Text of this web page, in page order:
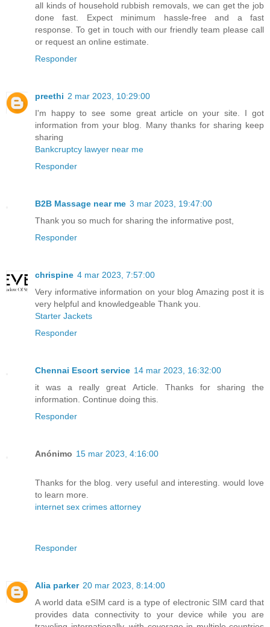
all kinds of household rubbish removals, we can get the job
done fast. Expect minimum hassle-free and a fast
response. To get in touch with our friendly team please call
or request an online estimate.
Responder
preethi 2 mar 2023, 10:29:00
I'm happy to see some great article on your site. I got
information from your blog. Many thanks for sharing keep
sharing
Bankcruptcy lawyer near me
Responder
B2B Massage near me 3 mar 2023, 19:47:00
Thank you so much for sharing the informative post,
Responder
chrispine 4 mar 2023, 7:57:00
Very informative information on your blog Amazing post it is
very helpful and knowledgeable Thank you.
Starter Jackets
Responder
Chennai Escort service 14 mar 2023, 16:32:00
it was a really great Article. Thanks for sharing the
information. Continue doing this.
Responder
Anónimo 15 mar 2023, 4:16:00
Thanks for the blog. very useful and interesting. would love
to learn more.
internet sex crimes attorney
Responder
Alia parker 20 mar 2023, 8:14:00
A world data eSIM card is a type of electronic SIM card that
provides data connectivity to your device while you are